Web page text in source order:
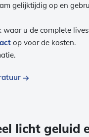
gelijktijdig op en
u de complete
op voor de kosten.
licht geluid